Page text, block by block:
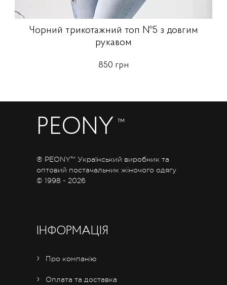
Чорний трикотажний топ №5 з довгим
рукавом
850 грн
PEONY ™
® PEONY™ Український виробник та
оптовий постачальник жіночого одягу
© 1998 - 2026
ІНФОРМАЦІЯ
Про компанію
Оплата та доставка